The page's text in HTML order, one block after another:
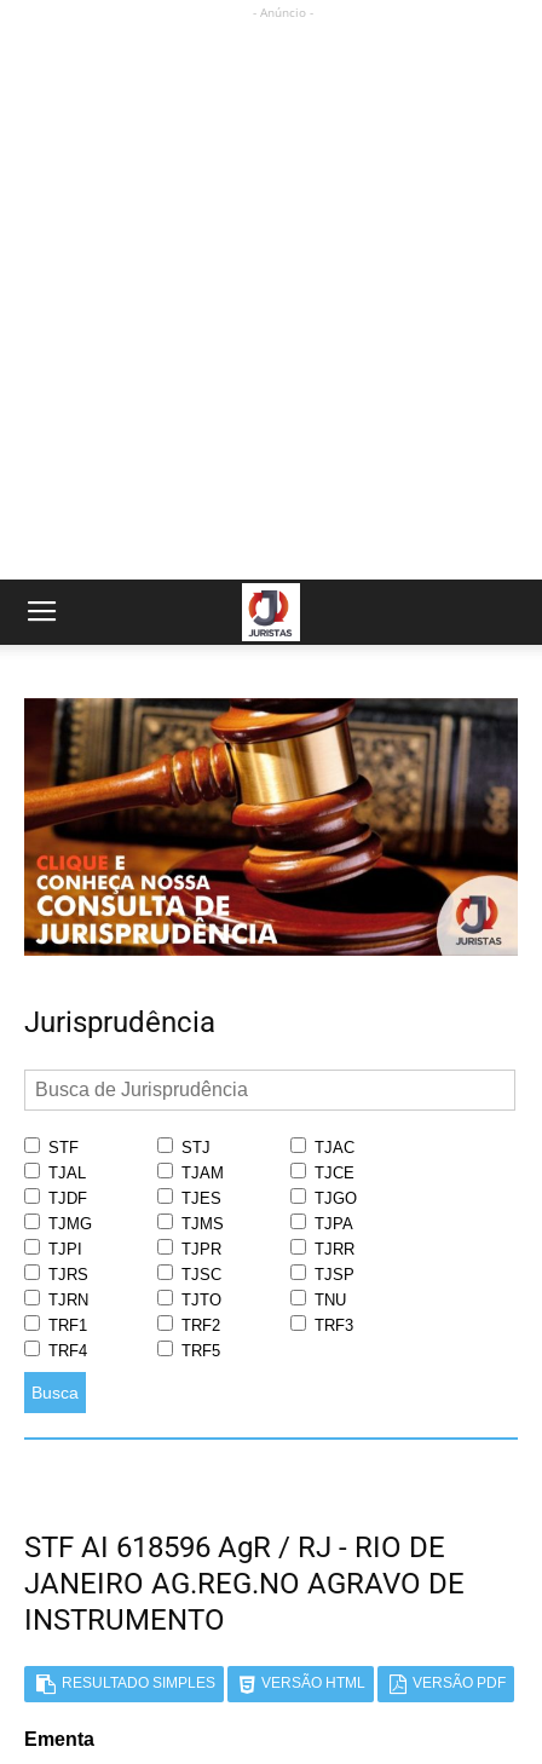
- Anúncio -
Jurisprudência
STF STJ
TJAC
TJAL
TJAM
TJCE
TJDF
TJES
TJGO
TJMG
TJMS
TJPA
TJPI
TJPR
TJRR
TJRS
TJSC
TJSP
TJRN
TJTO
TNU
TRF1
TRF2
TRF3
TRF4
TRF5
Busca
STF AI 618596 AgR / RJ - RIO DE
JANEIRO AG.REG.NO AGRAVO DE
INSTRUMENTO
RESULTADO SIMPLES VERSÃO HTML VERSÃO PDF
Ementa